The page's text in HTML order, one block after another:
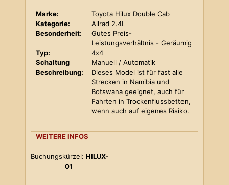
Marke:
Toyota Hilux Double Cab
Kategorie:
Allrad 2.4L
Besonderheit:
Gutes Preis-
Leistungsverhältnis - Geräumig
Typ:
4x4
Schaltung
Manuell / Automatik
Beschreibung:
Dieses Model ist für fast alle
Strecken in Namibia und
Botswana geeignet, auch für
Fahrten in Trockenflussbetten,
wenn auch auf eigenes Risiko.
WEITERE INFOS
Buchungskürzel: HILUX-
01